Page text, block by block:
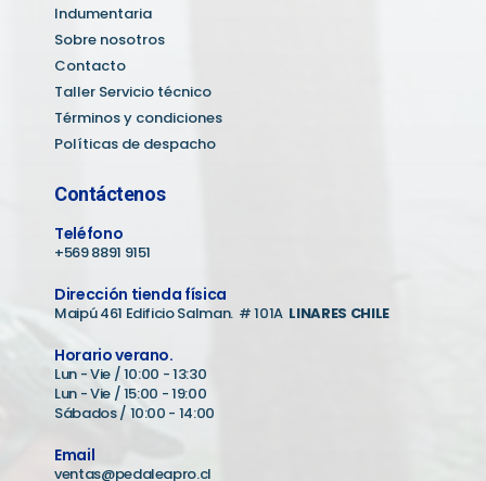
Indumentaria
Sobre nosotros
Contacto
Taller Servicio técnico
Términos y condiciones
Políticas de despacho
Contáctenos
Teléfono
+569 8891 9151
Dirección tienda física
Maipú 461 Edificio Salman. # 101A LINARES CHILE
Horario verano.
Lun - Vie / 10:00 - 13:30
Lun - Vie / 15:00 - 19:00
Sábados / 10:00 - 14:00
Email
ventas@pedaleapro.cl